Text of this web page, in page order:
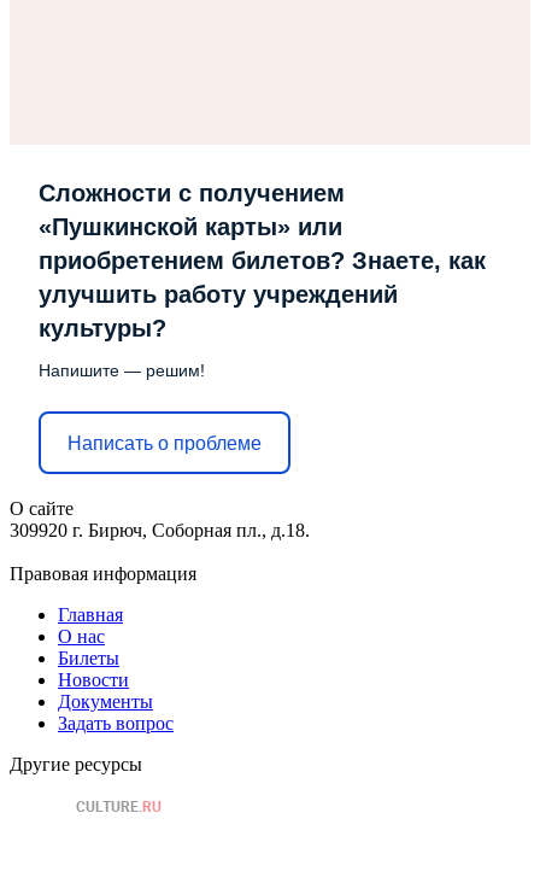
Сложности с получением
«Пушкинской карты» или
приобретением билетов? Знаете, как
улучшить работу учреждений
культуры?
Напишите — решим!
Написать о проблеме
О сайте
309920 г. Бирюч, Соборная пл., д.18.
Правовая информация
Главная
О нас
Билеты
Новости
Документы
Задать вопрос
Другие ресурсы